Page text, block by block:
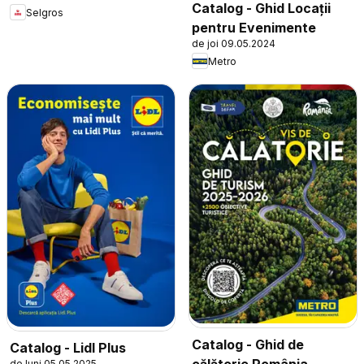
Selgros
Catalog - Ghid Locații
pentru Evenimente
de joi 09.05.2024
Metro
Catalog - Lidl Plus
Catalog - Ghid de